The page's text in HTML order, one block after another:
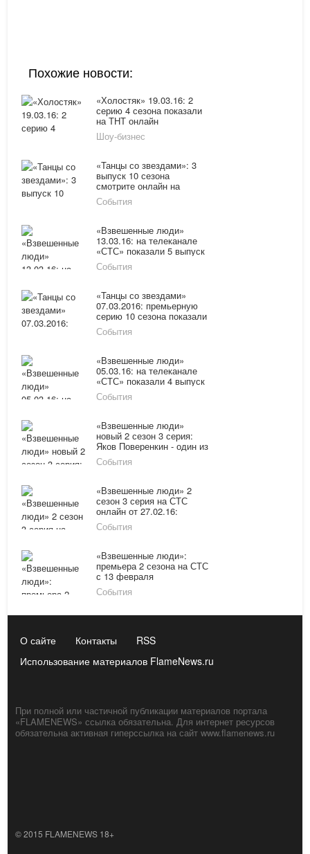
Похожие новости:
«Холостяк» 19.03.16: 2
серию 4 сезона показали
на ТНТ онлайн
Шоу-бизнес
«Танцы со звездами»: 3
выпуск 10 сезона
смотрите онлайн на
портале «Россия-1»
События
«Взвешенные люди»
13.03.16: на телеканале
«СТС» показали 5 выпуск
2 сезона онлайн
События
«Танцы со звездами»
07.03.2016: премьерную
серию 10 сезона показали
на "России-1" онлайн
События
«Взвешенные люди»
05.03.16: на телеканале
«СТС» показали 4 выпуск
2 сезона онлайн
События
«Взвешенные люди»
новый 2 сезон 3 серия:
Яков Поверенкин - один из
фаворитов
События
«Взвешенные люди» 2
сезон 3 серия на СТС
онлайн от 27.02.16:
некоторые участники
готовы бросить проект
События
«Взвешенные люди»:
премьера 2 сезона на СТС
с 13 февраля
События
О сайте Контакты
RSS
Использование материалов FlameNews.ru
При полной или частичной публикации материалов портала
«FLAMENEWS» ссылка обязательна. Для интернет ресурсов
обязательна активная гиперссылка на сайт www.flamenews.ru
© 2015 FLAMENEWS 18+